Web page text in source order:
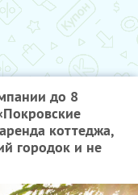
до 8
коттеджа,
городок и не